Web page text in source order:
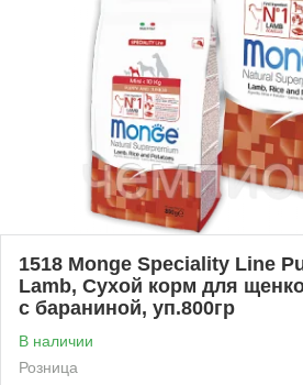
1518 Monge Speciality Line
Lamb, Сухой корм для
с бараниной, уп.800гр
В наличии
Розница